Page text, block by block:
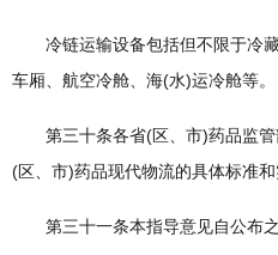
冷链运输设备包括但不限于冷藏
车厢、航空冷舱、海(水)运冷舱等。
第三十条各省(区、市)药品监管
(区、市)药品现代物流的具体标准和
第三十一条本指导意见自公布之